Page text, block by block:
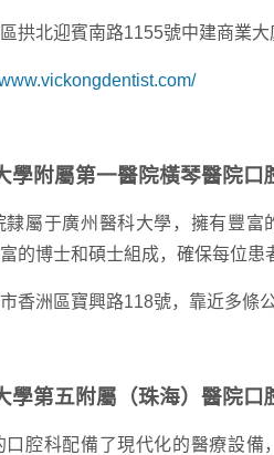
北迎賓南路1155號中建商業大
學附屬第一醫院橫琴醫院口
于廣州醫科大學，擁有豐富
的博士和碩士組成，確保每位患
洲區寶興路118號，靠近多條公
學第五附屬（珠海）醫院口
科配備了現代化的醫療設備